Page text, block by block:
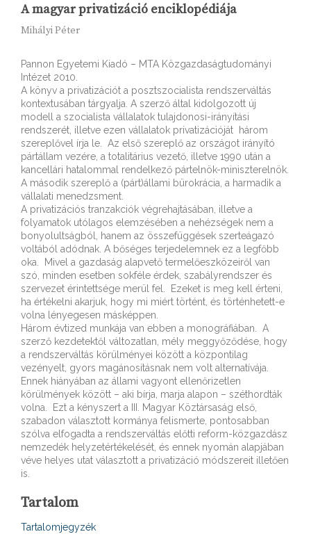
A magyar privatizáció enciklopédiája
Mihályi Péter
Pannon Egyetemi Kiadó – MTA Közgazdaságtudományi
Intézet 2010.
A könyv a privatizációt a posztszocialista rendszerváltás
kontextusában tárgyalja. A szerző által kidolgozott új
modell a szocialista vállalatok tulajdonosi-irányítási
rendszerét, illetve ezen vállalatok privatizációját három
szereplővel írja le. Az első szereplő az országot irányító
pártállam vezére, a totalitárius vezető, illetve 1990 után a
kancellári hatalommal rendelkező pártelnök-miniszterelnök.
A második szereplő a (párt)állami bürokrácia, a harmadik a
vállalati menedzsment.
A privatizációs tranzakciók végrehajtásában, illetve a
folyamatok utólagos elemzésében a nehézségek nem a
bonyolultságból, hanem az összefüggések szerteágazó
voltából adódnak. A bőséges terjedelemnek ez a legfőbb
oka. Mivel a gazdaság alapvető termelőeszközeiről van
szó, minden esetben sokféle érdek, szabályrendszer és
szervezet érintettsége merül fel. Ezeket is meg kell érteni,
ha értékelni akarjuk, hogy mi miért történt, és történhetett-e
volna lényegesen másképpen.
Három évtized munkája van ebben a monográfiában. A
szerző kezdetektől változatlan, mély meggyőződése, hogy
a rendszerváltás körülményei között a központilag
vezényelt, gyors magánosításnak nem volt alternatívája.
Ennek hiányában az állami vagyont ellenőrizetlen
körülmények között – aki bírja, marja alapon – széthordták
volna. Ezt a kényszert a III. Magyar Köztársaság első,
szabadon választott kormánya felismerte, pontosabban
szólva elfogadta a rendszerváltás előtti reform-közgazdász
nemzedék helyzetértékelését, és ennek nyomán alapjában
véve helyes utat választott a privatizáció módszereit illetően
is.
Tartalom
Tartalomjegyzék